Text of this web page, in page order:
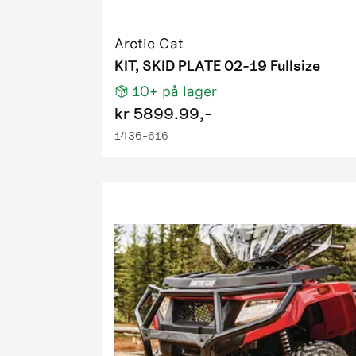
2009 500
2009 650
2009 700
2009 700
2009 700
2010
2010
2010
2010 1000
2010 550
2010 550
Arctic Cat
KIT, SKID PLATE 02-19 Fullsize
10+ på lager
kr 5899.99,-
1436-616